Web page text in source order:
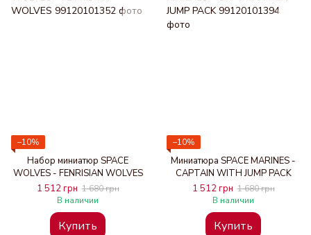
−10%
Набор миниатюр SPACE
WOLVES - FENRISIAN WOLVES
1 512 грн 1 680 грн
В наличии
Купить
−10%
Миниатюра SPACE MARINES -
CAPTAIN WITH JUMP PACK
1 512 грн 1 680 грн
В наличии
Купить